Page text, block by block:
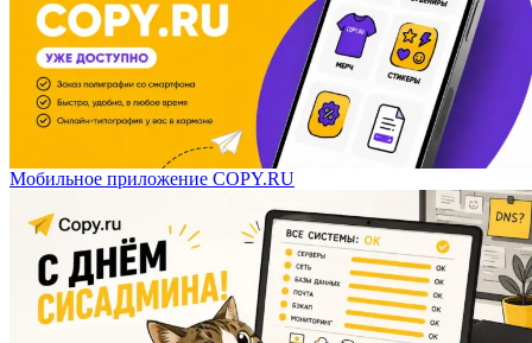
Мобильное приложение COPY.RU